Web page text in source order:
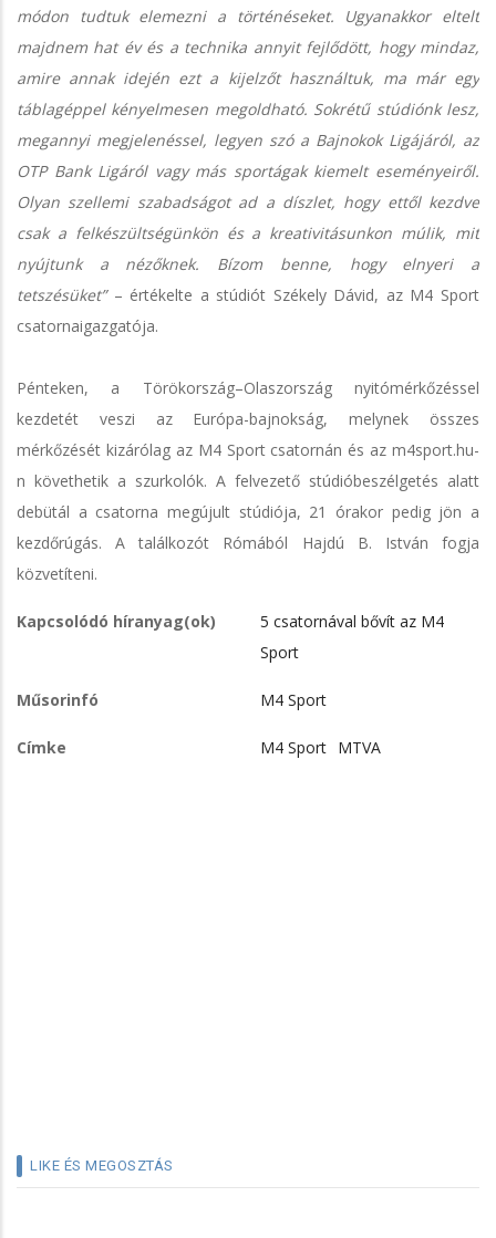
módon tudtuk elemezni a történéseket. Ugyanakkor eltelt
majdnem hat év és a technika annyit fejlődött, hogy mindaz,
amire annak idején ezt a kijelzőt használtuk, ma már egy
táblagéppel kényelmesen megoldható. Sokrétű stúdiónk lesz,
megannyi megjelenéssel, legyen szó a Bajnokok Ligájáról, az
OTP Bank Ligáról vagy más sportágak kiemelt eseményeiről.
Olyan szellemi szabadságot ad a díszlet, hogy ettől kezdve
csak a felkészültségünkön és a kreativitásunkon múlik, mit
nyújtunk a nézőknek. Bízom benne, hogy elnyeri a
tetszésüket”– értékelte a stúdiót Székely Dávid, az M4 Sport
csatornaigazgatója.
Pénteken, a Törökország–Olaszország nyitómérkőzéssel
kezdetét veszi az Európa-bajnokság, melynek összes
mérkőzését kizárólag az M4 Sport csatornán és az m4sport.hu-
n követhetik a szurkolók. A felvezető stúdióbeszélgetés alatt
debütál a csatorna megújult stúdiója, 21 órakor pedig jön a
kezdőrúgás. A találkozót Rómából Hajdú B. István fogja
közvetíteni.
Kapcsolódó híranyag(ok)
5 csatornával bővít az M4
Sport
Műsorinfó M4 Sport
Címke M4 Sport MTVA
LIKE ÉS MEGOSZTÁS